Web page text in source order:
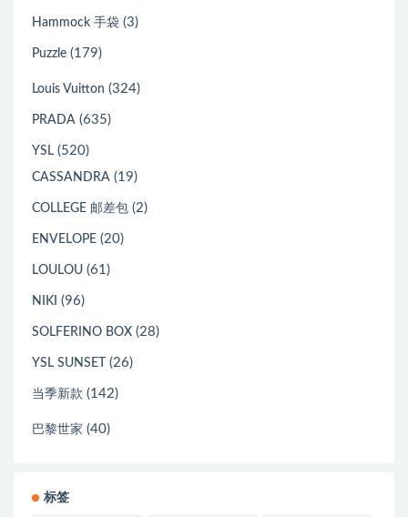
Hammock 手袋 (3)
Puzzle (179)
Louis Vuitton (324)
PRADA (635)
YSL (520)
CASSANDRA (19)
COLLEGE 邮差包 (2)
ENVELOPE (20)
LOULOU (61)
NIKI (96)
SOLFERINO BOX (28)
YSL SUNSET (26)
当季新款 (142)
巴黎世家 (40)
标签